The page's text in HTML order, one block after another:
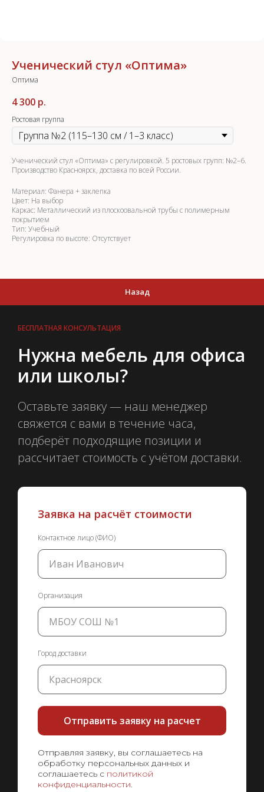
Ученический стул «Оптима»
Оптима
4 300 р.
Ростовая группа
Ученический стул «Оптима» с регулировкой. 5 ростовых групп: №2–6.
Производство Красноярск, доставка по всей России.
Материал: Фанера + заклепка
Цвет: На выбор
Каркас: Металлический из плоскоовальной трубы с полимерным
покрытием
Тип: Учебный
Регулировка по высоте: Отсутствует
Назад
БЕСПЛАТНАЯ КОНСУЛЬТАЦИЯ
Нужна мебель для офиса
или школы?
Оставьте заявку — наш менеджер
свяжется с вами в течение часа,
подберёт подходящие позиции и
рассчитает стоимость с учётом доставки.
Заявка на расчёт стоимости
Контактное лицо (ФИО)
Организация
Город доставки
Отправить заявку на расчет
Отправляя заявку, вы соглашаетесь на
обработку персональных данных и
соглашаетесь с политикой
конфиденциальности